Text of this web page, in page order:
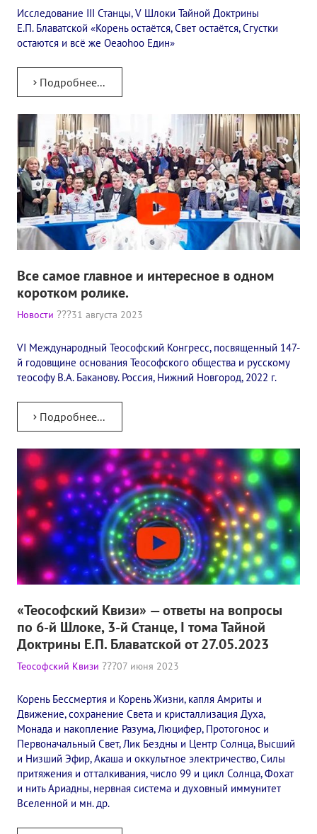
✔️ Заказать книги/журналы
Международный научно-исследовательский Центр, им. Е.П.
Международное теософское издательство «Альбатрос»
Международный Теософский Конгресс
Международный художественный Конкурс, посвященный Елене
Международный поэтический Конкурс «Елене Петровне
Международный музыкальный Конкурс, посвященный Елене
Выставка «Книжная экспедиция»
Авторское кино Олега Мартынова
Конкурс городов России на право проведения
Олимпиада культуры под Знаменем Мира
МЕЖДУНАРОДНЫЙ ЦЕНТР ТЕОСОФИИ
ШКОЛА ТЕОСОФИИ
О школе Теософии
Открытая школа теософии
Фотоматериалы
Видео
ГОВОРЯТ ТЕОСОФЫ. Рубрика «Вопрос-Ответ»
Книги
Семинары
Плейлист "Международный научно-исследовательский
Плейлист "«Тайная Доктрина» Класс онлайн изучения"
Плейлист "Выпуски рубрики «ТЕОСОФСКИЙ КВИЗИ»"
ПОДДЕРЖАТЬ ФОНД
Пожертвовать денежные средства
Исследование III Станцы, V Шлоки Тайной Доктрины
Е.П. Блаватской «Корень остаётся, Свет остаётся, Сгустки
остаются и всё же Oeaohoo Един»
Подробнее...
Все самое главное и интересное в одном
коротком ролике.
Новости 31 августа 2023
VI Международный Теософский Конгресс, посвященный 147-
й годовщине основания Теософского общества и русскому
теософу В.А. Баканову. Россия, Нижний Новгород, 2022 г.
Подробнее...
«Теософский Квизи» — ответы на вопросы
по 6-й Шлоке, 3-й Станце, I тома Тайной
Доктрины Е.П. Блаватской от 27.05.2023
Теософский Квизи 07 июня 2023
Корень Бессмертия и Корень Жизни, капля Амриты и
Движение, сохранение Света и кристаллизация Духа,
Монада и накопление Разума, Люцифер, Протогонос и
Первоначальный Свет, Лик Бездны и Центр Солнца, Высший
и Низший Эфир, Акаша и оккультное электричество, Силы
притяжения и отталкивания, число 99 и цикл Солнца, Фохат
и нить Ариадны, нервная система и духовный иммунитет
Вселенной и мн. др.